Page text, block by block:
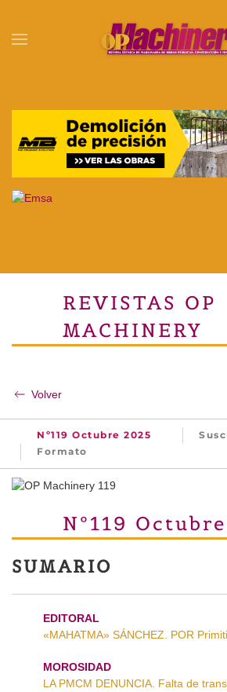
Skip to main content
REVISTAS OP
MACHINERY
Volver
Nº119 Octubre 2025
Formato
Nº119
SUMARIO
EDITORAL
«MAHATMA» SÁNCHEZ. POR
MOROSIDAD
LA PMCM DENUNCIA. Falta de